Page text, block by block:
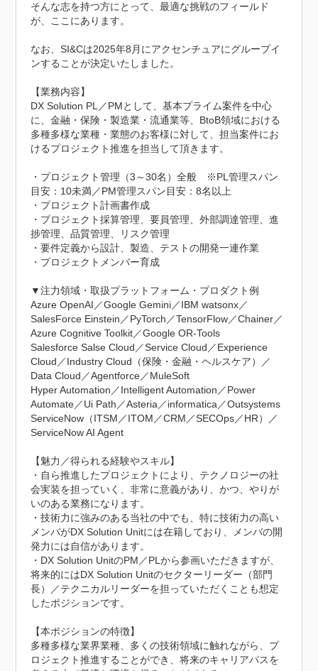
そんな志を持つ方にとって、最適な挑戦のフィールド
が、ここにあります。
なお、SI&Cは2025年8月にアクセンチュアにグループイ
ンすることが決定いたしました。
【業務内容】
DX Solution PL／PMとして、基本プライム案件を中心
に、金融・保険・製造業・流通業等、BtoB領域における
多種多様な業種・業態のお客様に対して、担当案件にお
けるプロジェクト推進を担当して頂きます。
・プロジェクト管理（3～30名）全般　※PL管理スパン
目安：10未満／PM管理スパン目安：8名以上
・プロジェクト計画書作成
・プロジェクト採算管理、要員管理、外部調達管理、進
捗管理、品質管理、リスク管理
・要件定義から設計、製造、テストの開発一連作業
・プロジェクトメンバー育成
▼注力領域・取扱プラットフォーム・プロダクト例
Azure OpenAI／Google Gemini／IBM watsonx／
SalesForce Einstein／PyTorch／TensorFlow／Chainer／
Azure Cognitive Toolkit／Google OR-Tools
Salesforce Salse Cloud／Service Cloud／Experience
Cloud／Industry Cloud（保険・金融・ヘルスケア）／
Data Cloud／Agentforce／MuleSoft
Hyper Automation／Intelligent Automation／Power
Automate／Ui Path／Asteria／informatica／Outsystems
ServiceNow（ITSM／ITOM／CRM／SECOps／HR）／
ServiceNow AI Agent
【魅力／得られる経験やスキル】
・自ら推進したプロジェクトにより、テクノロジーの社
会実装を担っていく、非常に意義があり、かつ、やりが
いのある業務になります。
・技術力に強みのある当社の中でも、特に技術力の高い
メンバがDX Solution Unitには在籍しており、メンバの開
発力には自信があります。
・DX Solution UnitのPM／PLから参画いただきますが、
将来的にはDX Solution Unitのセクターリーダー（部門
長）／テクニカルリーダーを担っていただくことも想定
したポジションです。
【本ポジションの特徴】
多種多様な業界業種、多くの技術領域に触れながら、プ
ロジェクト推進することができ、将来のキャリアパスを